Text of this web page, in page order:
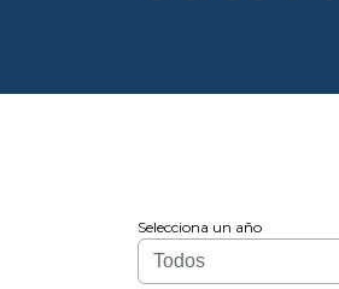
Selecciona un año